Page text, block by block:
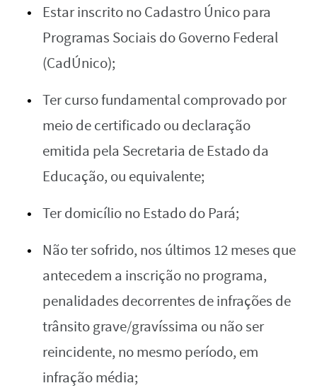
Estar inscrito no Cadastro Único para
Programas Sociais do Governo Federal
(CadÚnico);
Ter curso fundamental comprovado por
meio de certificado ou declaração
emitida pela Secretaria de Estado da
Educação, ou equivalente;
Ter domicílio no Estado do Pará;
Não ter sofrido, nos últimos 12 meses que
antecedem a inscrição no programa,
penalidades decorrentes de infrações de
trânsito grave/gravíssima ou não ser
reincidente, no mesmo período, em
infração média;